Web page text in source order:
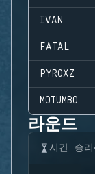
IVAN
FATAL
PYROXZ
MOTUMBO
라운드
시간 승리